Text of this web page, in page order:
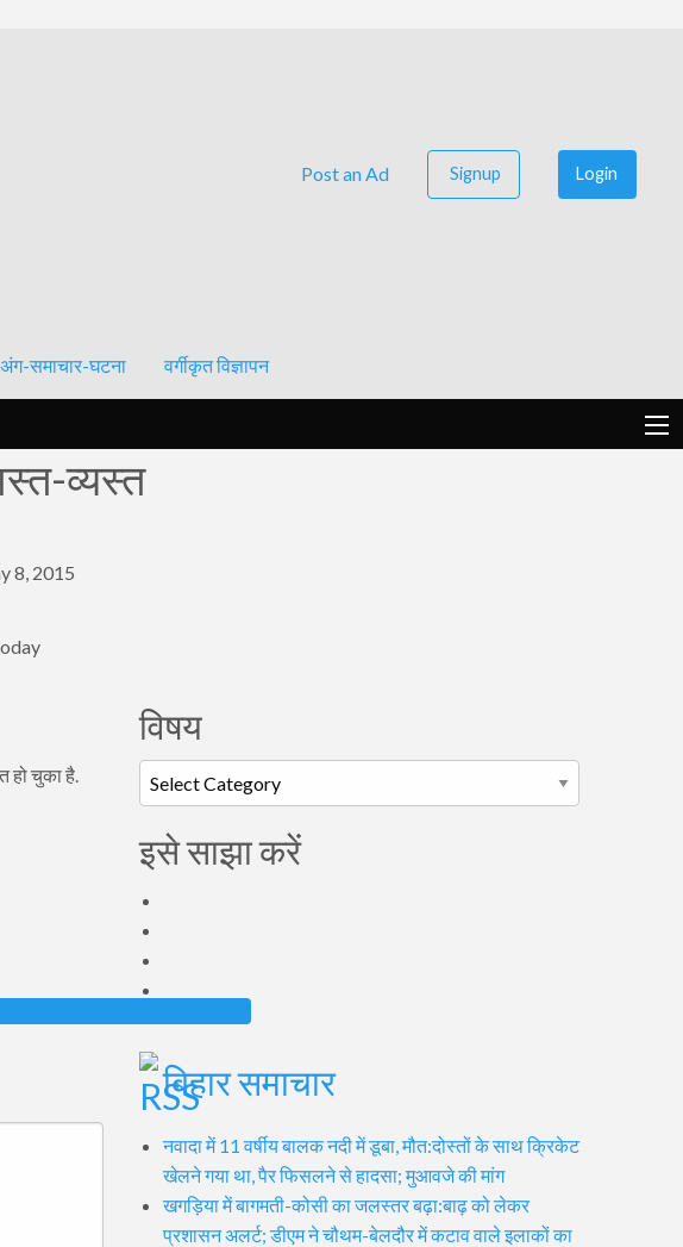
Post an Ad Signup Login
अंग-समाचार-घटना वर्गीकृत विज्ञापन
व्यस्त
8, 2015
हो चुका है.
विषय
विषय
इसे साझा करें
बिहार समाचार
नवादा में 11 वर्षीय बालक नदी में डूबा, मौत:दोस्तों के साथ क्रिकेट
खेलने गया था, पैर फिसलने से हादसा; मुआवजे की मांग
खगड़िया में बागमती-कोसी का जलस्तर बढ़ा:बाढ़ को लेकर
प्रशासन अलर्ट; डीएम ने चौथम-बेलदौर में कटाव वाले इलाकों का